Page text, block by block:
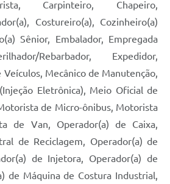
Carpinteiro, Chapeiro,
Costureiro(a), Cozinheiro(a)
Sênior, Embalador, Empregada
Rebarbador, Expedidor,
Veículos, Mecânico de Manutenção,
Eletrônica), Meio Oficial de
de Micro-ônibus, Motorista
de Van, Operador(a) de Caixa,
de Reciclagem, Operador(a) de
de Injetora, Operador(a) de
de Máquina de Costura Industrial,